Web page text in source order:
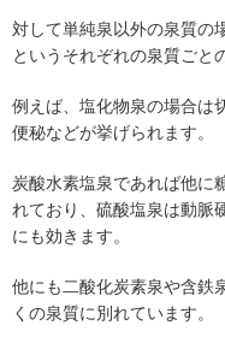
対して単純泉以外の泉質の
というそれぞれの泉質ごと
例えば、塩化物泉の場合は
便秘などが挙げられます。
炭酸水素塩泉であれば他に
れており、硫酸塩泉は動脈
にも効きます。
他にも二酸化炭素泉や含鉄
くの泉質に別れています。